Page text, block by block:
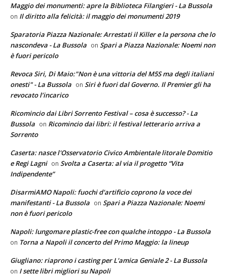
Maggio dei monumenti: apre la Biblioteca Filangieri - La Bussola
on Il diritto alla felicità: il maggio dei monumenti 2019
Sparatoria Piazza Nazionale: Arrestati il Killer e la persona che lo
nascondeva - La Bussola on Spari a Piazza Nazionale: Noemi non
è fuori pericolo
Revoca Siri, Di Maio:"Non è una vittoria del M5S ma degli italiani
onesti" - La Bussola on Siri è fuori dal Governo. Il Premier gli ha
revocato l’incarico
Ricomincio dai Libri Sorrento Festival – cosa è successo? - La
Bussola on Ricomincio dai libri: il festival letterario arriva a
Sorrento
Caserta: nasce l'Osservatorio Civico Ambientale litorale Domitio
e Regi Lagni on Svolta a Caserta: al via il progetto “Vita
Indipendente”
DisarmiAMO Napoli: fuochi d'artificio coprono la voce dei
manifestanti - La Bussola on Spari a Piazza Nazionale: Noemi
non è fuori pericolo
Napoli: lungomare plastic-free con qualche intoppo - La Bussola
on Torna a Napoli il concerto del Primo Maggio: la lineup
Giugliano: riaprono i casting per L'amica Geniale 2 - La Bussola
on I sette libri migliori su Napoli